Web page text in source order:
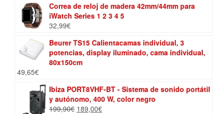
Correa de reloj de madera 42mm/44mm para
iWatch Series 1 2 3 4 5
32,99€
Beurer TS15 Calientacamas individual, 3
potencias, display iluminado, cama individual,
80x150cm
49,65€
Ibiza PORT8VHF-BT - Sistema de sonido portátil
y autónomo, 400 W, color negro
199,90€ El
189,00€El